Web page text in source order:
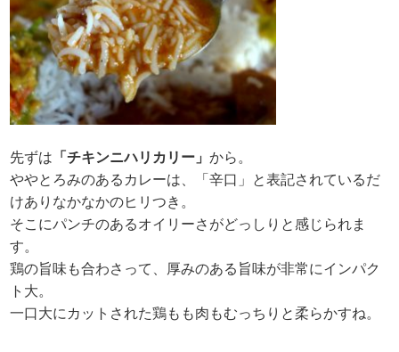
先ずは 「チキンニハリカリー」から。
ややとろみのあるカレーは、「辛口」と表記されているだ
けありなかなかのヒリつき。
そこにパンチのあるオイリーさがどっしりと感じられま
す。
鶏の旨味も合わさって、厚みのある旨味が非常にインパク
ト大。
一口大にカットされた鶏もも肉もむっちりと柔らかすね。